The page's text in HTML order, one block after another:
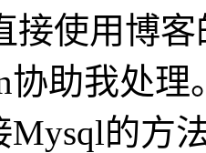
接使用博
协助我处
Mysql的方